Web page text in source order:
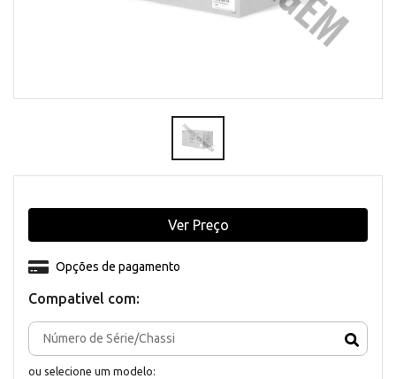
Compativel com:
ou selecione um modelo:
Opções de pagamento
Ver Preço